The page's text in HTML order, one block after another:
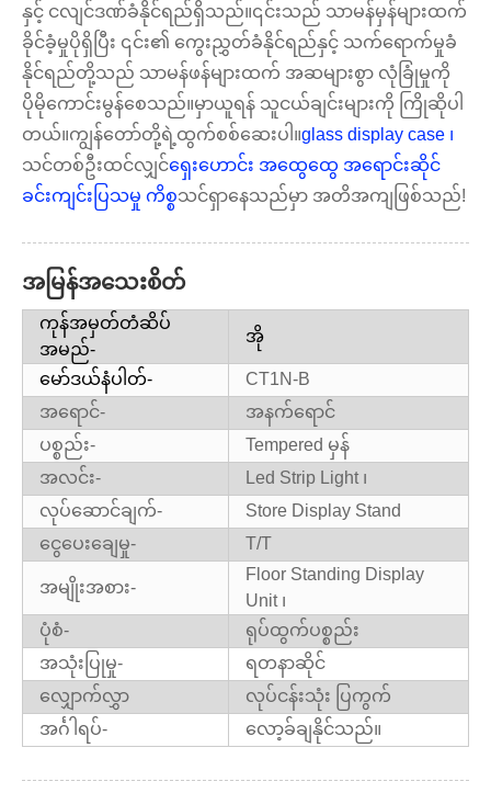
နှင့် ငလျင်ဒဏ်ခံနိုင်ရည်ရှိသည်။၎င်းသည် သာမန်မှန်များထက်
ခိုင်ခံ့မှုပိုရှိပြီး ၎င်း၏ ကွေးညွှတ်ခံနိုင်ရည်နှင့် သက်ရောက်မှုခံ
နိုင်ရည်တို့သည် သာမန်ဖန်များထက် အဆများစွာ လုံခြုံမှုကို
ပိုမိုကောင်းမွန်စေသည်။မှာယူရန် သူငယ်ချင်းများကို ကြိုဆိုပါ
တယ်။ကျွန်တော်တို့ရဲ့ထွက်စစ်ဆေးပါ။glass display case ၊
သင်တစ်ဦးထင်လျှင်ရှေးဟောင်း အထွေထွေ အရောင်းဆိုင်
ခင်းကျင်းပြသမှု ကိစ္စသင်ရှာနေသည်မှာ အတိအကျဖြစ်သည်!
အမြန်အသေးစိတ်
ကုန်အမှတ်တံဆိပ်
အမည်-
အို
မော်ဒယ်နံပါတ်-
CT1N-B
အရောင်-
အနက်ရောင်
ပစ္စည်း-
Tempered မှန်
အလင်း-
Led Strip Light ၊
လုပ်ဆောင်ချက်-
Store Display Stand
ငွေပေးချေမှု-
T/T
အမျိုးအစား-
Floor Standing Display
Unit ၊
ပုံစံ-
ရုပ်ထွက်ပစ္စည်း
အသုံးပြုမှု-
ရတနာဆိုင်
လျှောက်လွှာ
လုပ်ငန်းသုံး ပြကွက်
အင်္ဂါရပ်-
လော့ခ်ချနိုင်သည်။